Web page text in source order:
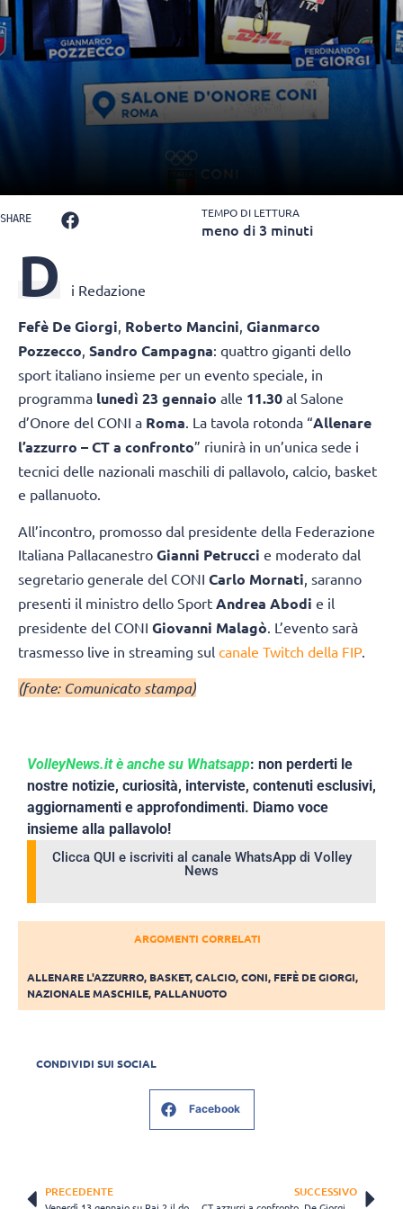
SHARE TEMPO DI LETTURA
meno di 3 minuti
D i Redazione
Fefè De Giorgi, Roberto Mancini, Gianmarco
Pozzecco, Sandro Campagna: quattro giganti dello
sport italiano insieme per un evento speciale, in
programma lunedì 23 gennaio alle 11.30 al Salone
d’Onore del CONI a Roma. La tavola rotonda “Allenare
l’azzurro – CT a confronto” riunirà in un’unica sede i
tecnici delle nazionali maschili di pallavolo, calcio, basket
e pallanuoto.
All’incontro, promosso dal presidente della Federazione
Italiana Pallacanestro Gianni Petrucci e moderato dal
segretario generale del CONI Carlo Mornati , saranno
presenti il ministro dello Sport Andrea Abodi e il
presidente del CONI Giovanni Malagò . L’evento sarà
trasmesso live in streaming sul canale Twitch della FIP.
(fonte: Comunicato stampa)
VolleyNews.it è anche su Whatsapp: non perderti le
nostre notizie, curiosità, interviste, contenuti esclusivi,
aggiornamenti e approfondimenti. Diamo voce
insieme alla pallavolo!
Clicca QUI e iscriviti al canale WhatsApp di Volley
News
ARGOMENTI CORRELATI
ALLENARE L'AZZURRO, BASKET,CALCIO,CONI, FEFÈ DE GIORGI,
NAZIONALE MASCHILE, PALLANUOTO
CONDIVIDI SUI SOCIAL
Facebook
PRECEDENTE SUCCESSIVO